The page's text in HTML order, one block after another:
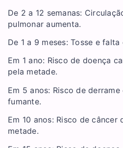
De 2 a 12 semanas:
pulmonar aumenta.
De 1 a 9 meses: Tosse e
Em 1 ano: Risco de doença
pela metade.
Em 5 anos: Risco de
fumante.
Em 10 anos: Risco de câncer
metade.